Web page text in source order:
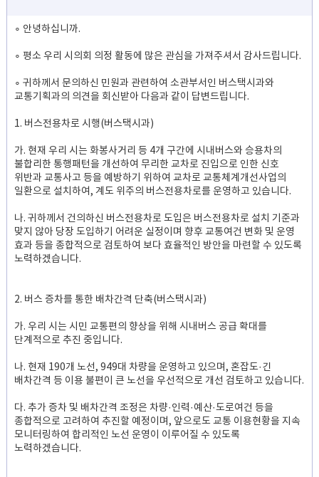
∘ 안녕하십니까.
∘ 평소 우리 시의회 의정 활동에 많은 관심을 가져주셔서 감사드립니다.
∘ 귀하께서 문의하신 민원과 관련하여 소관부서인 버스택시과와
교통기획과의 의견을 회신받아 다음과 같이 답변드립니다.
1. 버스전용차로 시행(버스택시과)
가. 현재 우리 시는 화봉사거리 등 4개 구간에 시내버스와 승용차의
불합리한 통행패턴을 개선하여 무리한 교차로 진입으로 인한 신호
위반과 교통사고 등을 예방하기 위하여 교차로 교통체계개선사업의
일환으로 설치하여, 계도 위주의 버스전용차로를 운영하고 있습니다.
나. 귀하께서 건의하신 버스전용차로 도입은 버스전용차로 설치 기준과
맞지 않아 당장 도입하기 어려운 실정이며 향후 교통여건 변화 및 운영
효과 등을 종합적으로 검토하여 보다 효율적인 방안을 마련할 수 있도록
노력하겠습니다.
2. 버스 증차를 통한 배차간격 단축(버스택시과)
가. 우리 시는 시민 교통편의 향상을 위해 시내버스 공급 확대를
단계적으로 추진 중입니다.
나. 현재 190개 노선, 949대 차량을 운영하고 있으며, 혼잡도·긴
배차간격 등 이용 불편이 큰 노선을 우선적으로 개선 검토하고 있습니다.
다. 추가 증차 및 배차간격 조정은 차량·인력·예산·도로여건 등을
종합적으로 고려하여 추진할 예정이며, 앞으로도 교통 이용현황을 지속
모니터링하여 합리적인 노선 운영이 이루어질 수 있도록
노력하겠습니다.